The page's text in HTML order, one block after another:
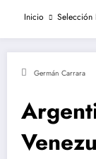
Inicio Selección
Germán Carrara